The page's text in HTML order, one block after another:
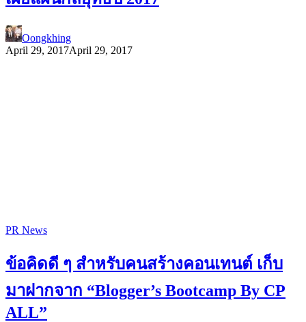
Oongkhing
April 29, 2017April 29, 2017
PR News
ข้อคิดดี ๆ สำหรับคนสร้างคอนเทนต์ เก็บ
มาฝากจาก “Blogger’s Bootcamp By CP
ALL”